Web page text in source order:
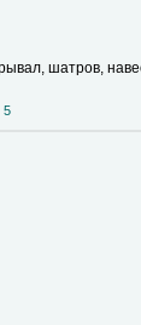
шатров,
5